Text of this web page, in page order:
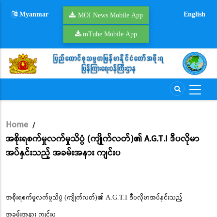
Myanmar MOI News Mobile App
mTube Mobile App
English
Breadcrumb
Home /
အစိုးရစက်မှုလက်မှုသိပ္ပံ (ကျိုက်လတ်)၏ A.G.T.I ဒီပလိုမာ
အပ်နှင်းသည့် အခမ်းအနား ကျင်းပ
အစိုးရစက်မှုလက်မှုသိပ္ပံ (ကျိုက်လတ်)၏ A.G.T.I ဒီပလိုမာအပ်နှင်းသည့်
အခမ်းအနား ကျင်းပ